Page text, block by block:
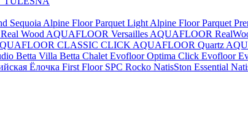
Sequoia Alpine Floor Parquet Light Alpine Floor Parquet
Wood AQUAFLOOR Versailles AQUAFLOOR
CLASSIC CLICK AQUAFLOOR Quartz
Betta Villa Betta Chalet Evofloor Optima Click Evofloor
Ёлочка First Floor SPC Rocko NatisSton Essential